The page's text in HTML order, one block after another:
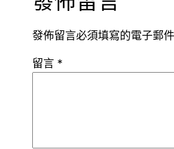
發佈留言必須填寫的電子郵
留言 *